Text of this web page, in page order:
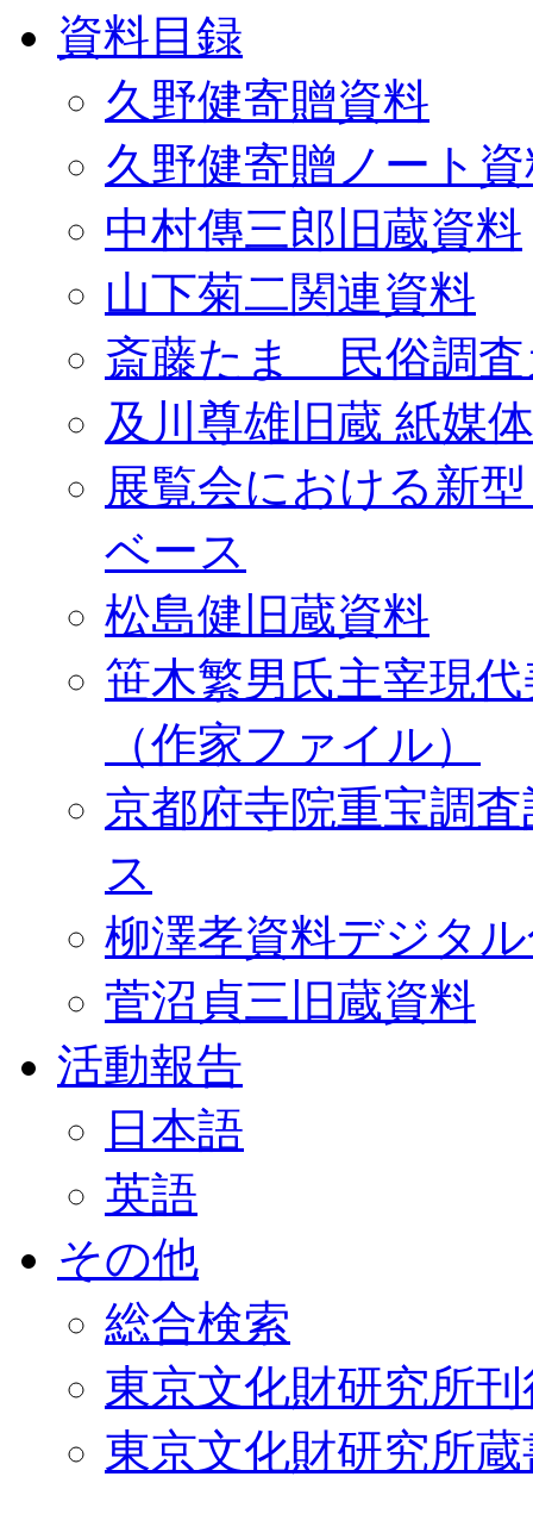
資料目録
久野健寄贈資料
久野健寄贈ノート
中村傳三郎旧蔵資料
山下菊二関連資料
斎藤たま 民俗調査
及川尊雄旧蔵 紙媒
展覧会における新
ベース
松島健旧蔵資料
笹木繁男氏主宰現
（作家ファイル）
京都府寺院重宝調
ス
柳澤孝資料デジタ
菅沼貞三旧蔵資料
活動報告
日本語
英語
その他
総合検索
東京文化財研究所
東京文化財研究所